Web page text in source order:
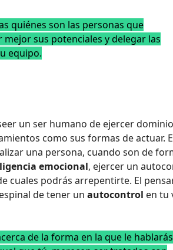
quiénes son las personas que
sus potenciales y delegar las
equipo.
un ser humano de ejercer dominio
como sus formas de actuar.
una persona, cuando son de
emocional, ejercer un
cuales podrás arrepentirte. El
de tener unautocontrol en tu
de la forma en la que le